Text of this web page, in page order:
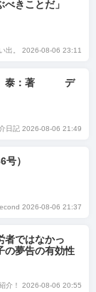
きことだ」
出。 2026-08-06 23:11
川 泰：著 デ
日記 2026-08-06 21:49
）
2026-08-06 21:37
者ではなかっ
の夢告の有効性
介！ 2026-08-06 20:55